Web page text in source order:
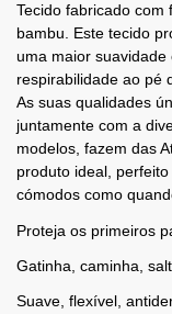
Tecido fabricado com
bambu. Este tecido
uma maior suavidade
respirabilidade ao pé
As suas qualidades
juntamente com a
modelos, fazem das
produto ideal,
cómodos como
Proteja os primeiros
Gatinha, caminha,
Suave, flexível,